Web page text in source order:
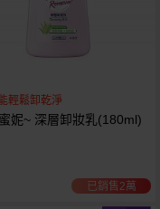
輕鬆卸乾淨
妮~ 深層卸妝乳(180ml)
已銷售2萬